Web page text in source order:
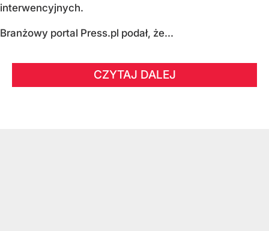
interwencyjnych.
Branżowy portal Press.pl podał, że...
CZYTAJ DALEJ